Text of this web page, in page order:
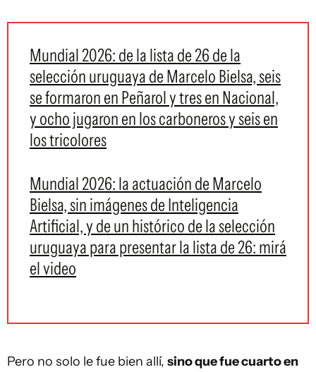
Mundial 2026: de la lista de 26 de la
selección uruguaya de Marcelo Bielsa, seis
se formaron en Peñarol y tres en Nacional,
y ocho jugaron en los carboneros y seis en
los tricolores
Mundial 2026: la actuación de Marcelo
Bielsa, sin imágenes de Inteligencia
Artificial, y de un histórico de la selección
uruguaya para presentar la lista de 26: mirá
el video
Pero no solo le fue bien allí, sino que fue cuarto en